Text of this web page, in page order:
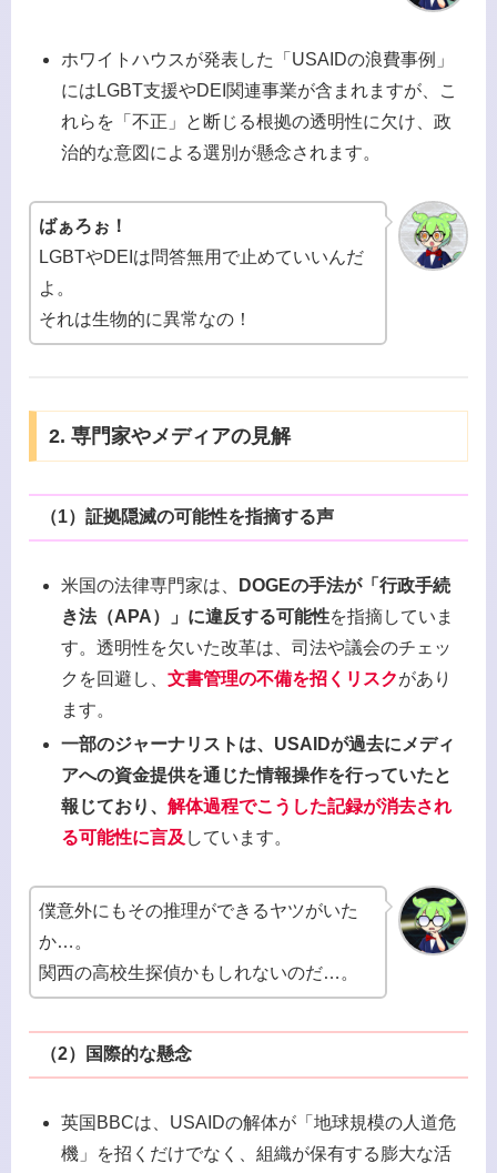
ホワイトハウスが発表した「USAIDの浪費事例」
にはLGBT支援やDEI関連事業が含まれますが、こ
れらを「不正」と断じる根拠の透明性に欠け、政
治的な意図による選別が懸念されます。
ばぁろぉ！
LGBTやDEIは問答無用で止めていいんだ
よ。
それは生物的に異常なの！
2. 専門家やメディアの見解
（1） 証拠隠滅の可能性を指摘する声
米国の法律専門家は、
DOGEの手法が「行政手続
き法（APA）」に違反する可能性を指摘していま
す。透明性を欠いた改革は、司法や議会のチェッ
クを回避し、文書管理の不備を招くリスクがあり
ます。
一部のジャーナリストは、USAIDが過去にメディ
アへの資金提供を通じた情報操作を行っていたと
報じており、解体過程でこうした記録が消去され
る可能性に言及 しています。
僕意外にもその推理ができるヤツがいた
か…。
関西の高校生探偵かもしれないのだ…。
（2） 国際的な懸念
英国BBCは、USAIDの解体が「地球規模の人道危
機」を招くだけでなく、組織が保有する膨大な活